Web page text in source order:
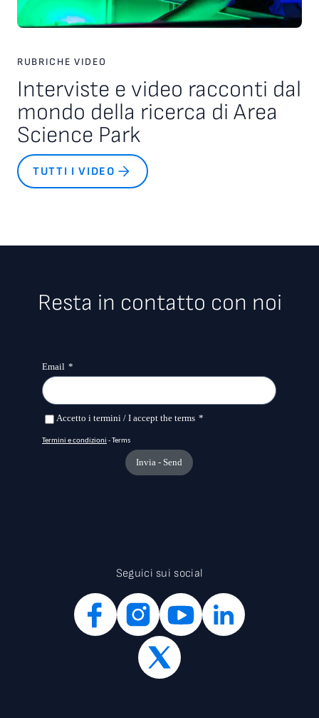
RUBRICHE VIDEO
Interviste e video racconti dal
mondo della ricerca di Area
Science Park
TUTTI I VIDEO
Resta in contatto con noi
Seguici sui social